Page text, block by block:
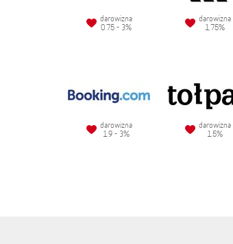
darowizna
0.75 - 3%
darowizna
1.75%
darowizna
1.9 - 3%
darowizna
1.5%